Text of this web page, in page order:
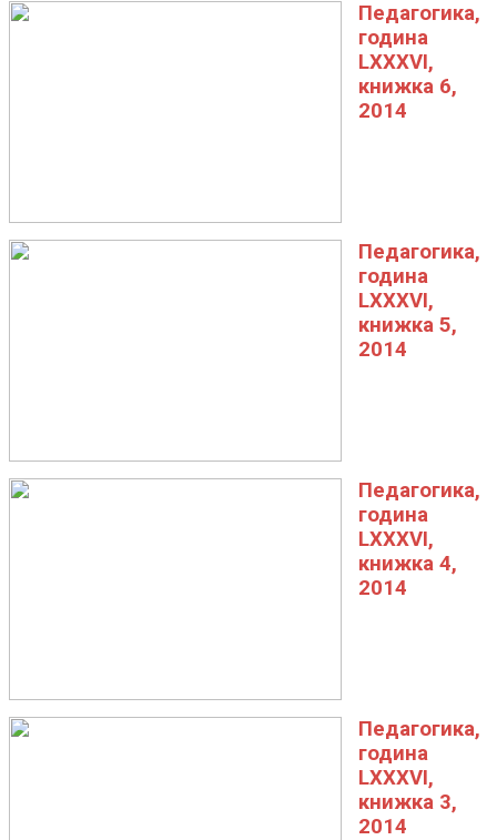
Педагогика,
година
LXXXVI,
книжка 6,
2014
Педагогика,
година
LXXXVI,
книжка 5,
2014
Педагогика,
година
LXXXVI,
книжка 4,
2014
Педагогика,
година
LXXXVI,
книжка 3,
2014